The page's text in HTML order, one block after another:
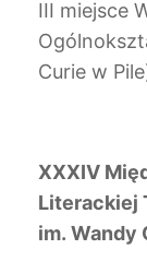
III miejsce
Curie w
XXXIV
Literackiej
im. Wandy